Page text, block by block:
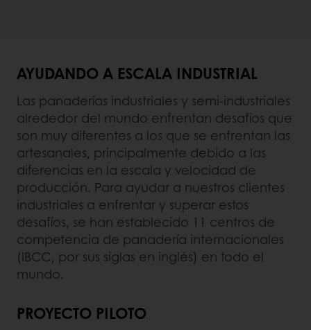
AYUDANDO A ESCALA INDUSTRIAL
Las panaderías industriales y semi-industriales
alrededor del mundo enfrentan desafíos que
son muy diferentes a los que se enfrentan las
artesanales, principalmente debido a las
diferencias en la escala y velocidad de
producción. Para ayudar a nuestros clientes
industriales a enfrentar y superar estos
desafíos, se han establecido 11 centros de
competencia de panadería internacionales
(IBCC, por sus siglas en inglés) en todo el
mundo.
PROYECTO PILOTO